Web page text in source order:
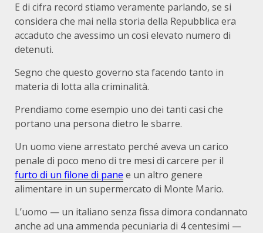
E di cifra record stiamo veramente parlando, se si
considera che mai nella storia della Repubblica era
accaduto che avessimo un così elevato numero di
detenuti.
Segno che questo governo sta facendo tanto in
materia di lotta alla criminalità.
Prendiamo come esempio uno dei tanti casi che
portano una persona dietro le sbarre.
Un uomo viene arrestato perché aveva un carico
penale di poco meno di tre mesi di carcere per il
furto di un filone di pane e un altro genere
alimentare in un supermercato di Monte Mario.
L’uomo — un italiano senza fissa dimora condannato
anche ad una ammenda pecuniaria di 4 centesimi —